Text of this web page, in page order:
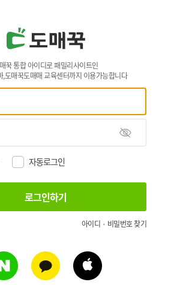
꾹 통합 아이디로 패밀리사이트인
,도매꾹도매매 교육센터까지 이용가능합니다
자동로그인
아이디 · 비밀번호 찾기